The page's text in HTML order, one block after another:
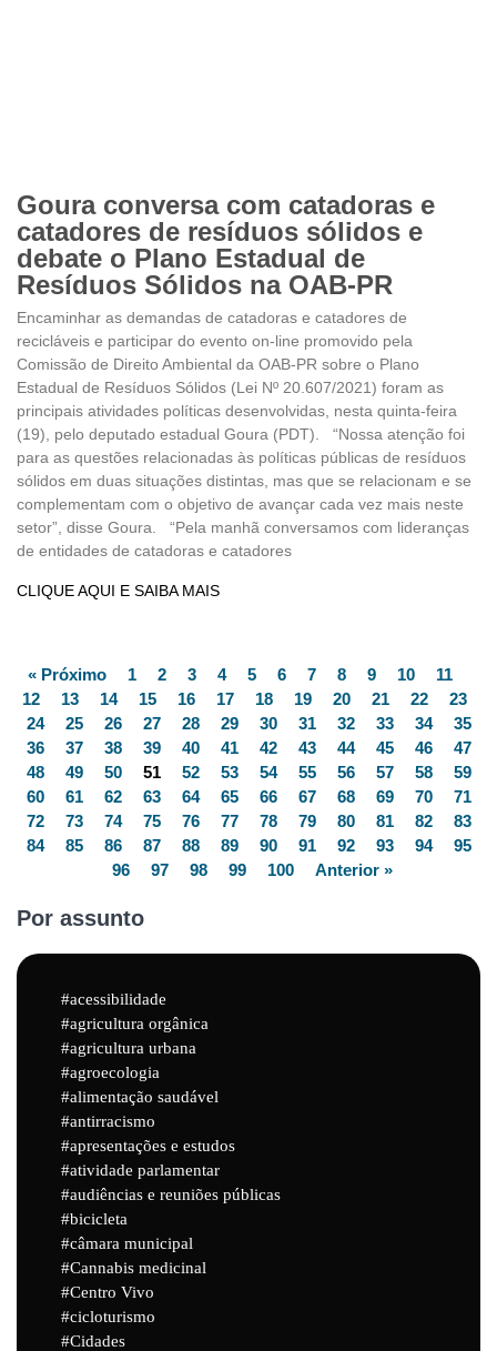
Goura conversa com catadoras e
catadores de resíduos sólidos e
debate o Plano Estadual de
Resíduos Sólidos na OAB-PR
Encaminhar as demandas de catadoras e catadores de
recicláveis e participar do evento on-line promovido pela
Comissão de Direito Ambiental da OAB-PR sobre o Plano
Estadual de Resíduos Sólidos (Lei Nº 20.607/2021) foram as
principais atividades políticas desenvolvidas, nesta quinta-feira
(19), pelo deputado estadual Goura (PDT). “Nossa atenção foi
para as questões relacionadas às políticas públicas de resíduos
sólidos em duas situações distintas, mas que se relacionam e se
complementam com o objetivo de avançar cada vez mais neste
setor”, disse Goura. “Pela manhã conversamos com lideranças
de entidades de catadoras e catadores
CLIQUE AQUI E SAIBA MAIS
« Próximo 1 2 3 4 5 6 7 8 9 10
11
12
13 14 15 16 17 18 19 20 21 22
23
24
25 26 27 28 29 30 31 32 33 34
35
36
37 38 39 40 41 42 43 44 45 46
47
48
49 50 51 52 53 54 55 56 57 58
59
60
61 62 63 64 65 66 67 68 69 70
71
72
73 74 75 76 77 78 79 80 81 82
83
84
85 86 87 88 89 90 91 92 93 94
95
96
97 98 99 100 Anterior »
Por assunto
acessibilidade
agricultura orgânica
agricultura urbana
agroecologia
alimentação saudável
antirracismo
apresentações e estudos
atividade parlamentar
audiências e reuniões públicas
bicicleta
câmara municipal
Cannabis medicinal
Centro Vivo
cicloturismo
Cidades